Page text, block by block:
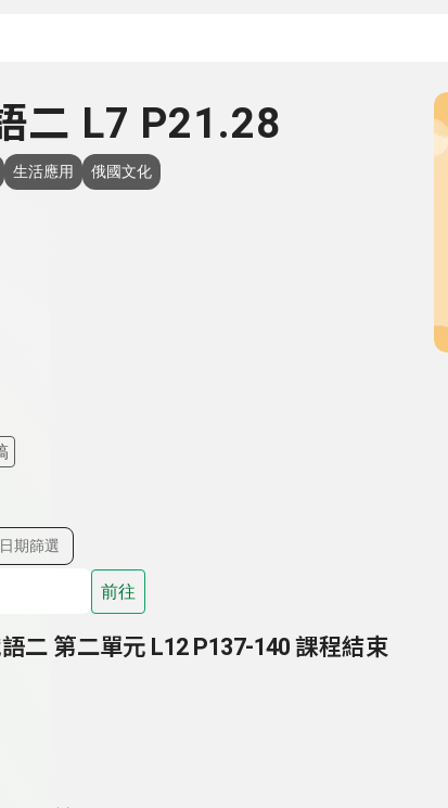
二 L7 P21.28
生活應用 俄國文化
日期篩選
前往
二 第二單元 L12 P137-140 課程結束